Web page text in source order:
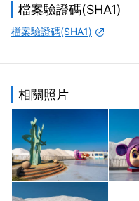
(來源:新觀念 Newidea
檔案驗證碼(SHA1)
檔案驗證碼(SHA1)
相關照片